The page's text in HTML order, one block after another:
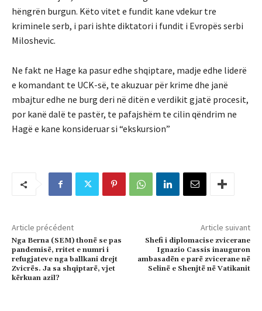
hëngrën burgun. Këto vitet e fundit kane vdekur tre
kriminele serb, i pari ishte diktatori i fundit i Evropës serbi
Miloshevic.
Ne fakt ne Hage ka pasur edhe shqiptare, madje edhe liderë
e komandant te UCK-së, te akuzuar për krime dhe janë
mbajtur edhe ne burg deri në ditën e verdikit gjatë procesit,
por kanë dalë te pastër, te pafajshëm te cilin qëndrim ne
Hagë e kane konsideruar si “ekskursion”
Article précédent
Nga Berna (SEM) thonë se pas
pandemisë, rritet e numri i
refugjateve nga ballkani drejt
Zvicrës. Ja sa shqiptarë, vjet
kërkuan azil?
Article suivant
Shefi i diplomacise zvicerane
Ignazio Cassis inauguron
ambasadën e parë zvicerane në
Selinë e Shenjtë në Vatikanit